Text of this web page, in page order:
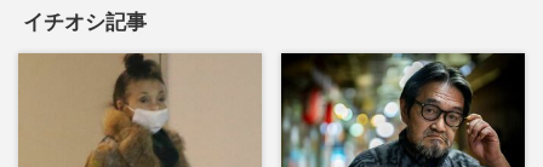
イチオシ記事